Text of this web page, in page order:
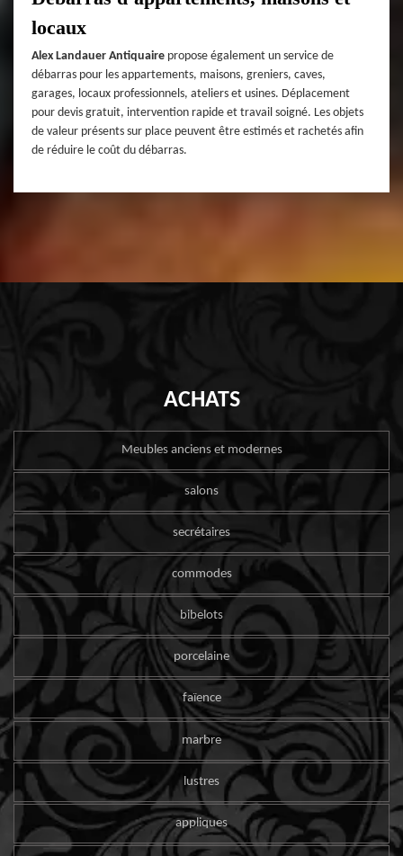
locaux
Alex Landauer Antiquaire propose également un service de
débarras pour les appartements, maisons, greniers, caves,
garages, locaux professionnels, ateliers et usines. Déplacement
pour devis gratuit, intervention rapide et travail soigné. Les objets
de valeur présents sur place peuvent être estimés et rachetés afin
de réduire le coût du débarras.
ACHATS
Meubles anciens et modernes
salons
secrétaires
commodes
bibelots
porcelaine
faïence
marbre
lustres
appliques